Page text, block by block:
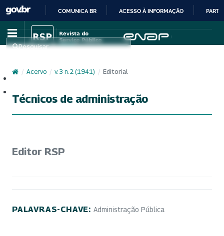
IR
PARA
CONTEÚDO
COMUNICA BR ACESSO À INFORMAÇÃO
Pesquisar
/ Acervo / v. 3 n. 2 (1941) / Editorial
Técnicos de administração
Editor RSP
PALAVRAS-CHAVE: Administração Pública